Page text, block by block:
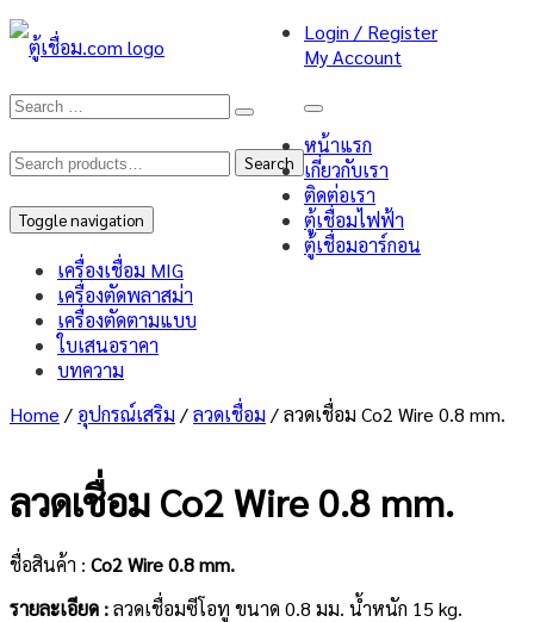
Search
for:
Search
Toggle navigation
Login / Register
My Account
หน้าแรก
เกี่ยวกับเรา
ติดต่อเรา
ตู้เชื่อมไฟฟ้า
ตู้เชื่อมอาร์กอน
เครื่องเชื่อม MIG
เครื่องตัดพลาสม่า
เครื่องตัดตามแบบ
ใบเสนอราคา
บทความ
Home / อุปกรณ์เสริม /ลวดเชื่อม / ลวดเชื่อม Co2 Wire 0.8 mm.
ลวดเชื่อม Co2 Wire 0.8 mm.
ชื่อสินค้า : Co2 Wire 0.8 mm.
รายละเอียด :ลวดเชื่อมซีโอทู ขนาด 0.8 มม. น้ำหนัก 15 kg.